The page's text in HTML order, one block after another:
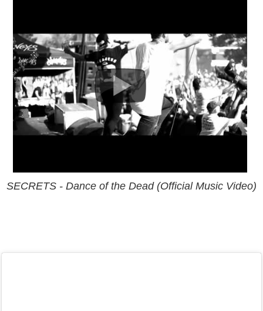
SECRETS - Dance of the Dead (Official Music Video)